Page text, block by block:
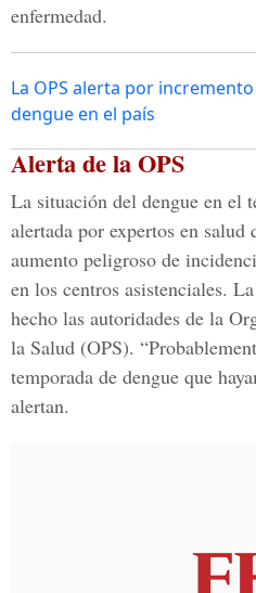
enfermedad.
La OPS alerta por
dengue en el país
Alerta de la OPS
La situación del dengue en el
alertada por expertos en salud
aumento peligroso de
en los centros asistenciales.
hecho las autoridades de la
la Salud (OPS).
temporada de dengue que
alertan.